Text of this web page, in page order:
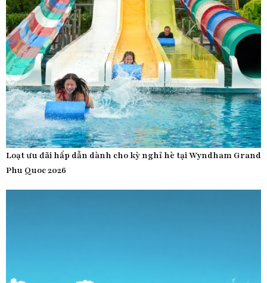
Loạt ưu đãi hấp dẫn dành cho kỳ nghỉ hè tại Wyndham Grand
Phu Quoc 2026